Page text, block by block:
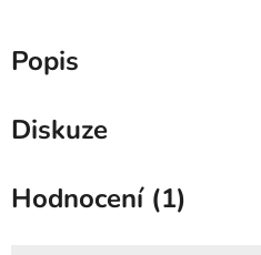
Popis
Diskuze
Hodnocení (1)